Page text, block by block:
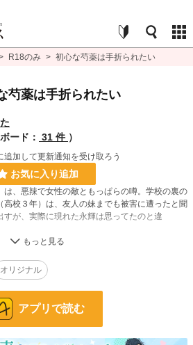
R18のみ > 初心な芍薬は手折られたい
芍薬は手折られたい
ード： 31 件 ）
追加して更新通知を受け取ろう
お気に入り追加
は、悪辣で女性の敵ともっぱらの噂。学校の裏の
高校３年）は、友人の妹までも被害に遭ったと聞
すが、実際に現れた永輝は思ってたのと違
オリジナル
アプリで読む